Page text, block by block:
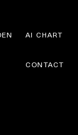
AI CHART
CONTACT